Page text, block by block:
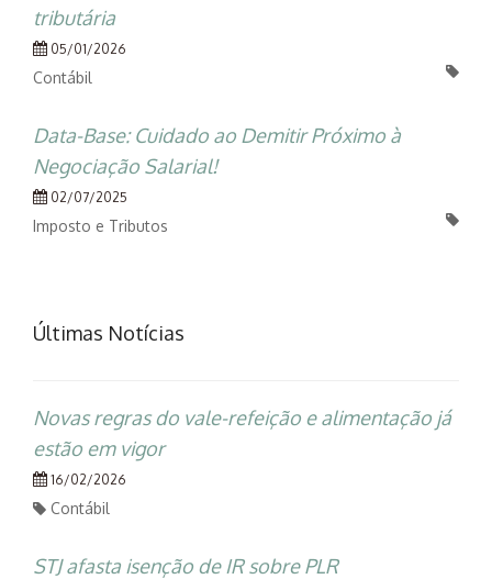
tributária
05/01/2026
Contábil
Data-Base: Cuidado ao Demitir Próximo à
Negociação Salarial!
02/07/2025
Imposto e Tributos
Últimas Notícias
Novas regras do vale-refeição e alimentação já
estão em vigor
16/02/2026
Contábil
STJ afasta isenção de IR sobre PLR